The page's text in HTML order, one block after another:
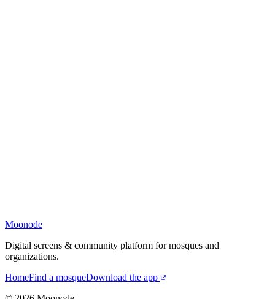
Moonode
Digital screens & community platform for mosques and
organizations.
HomeFind a mosqueDownload the app